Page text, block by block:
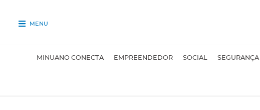
MENU
MINUANO CONECTA EMPREENDEDOR SOCIAL SEGURANÇA